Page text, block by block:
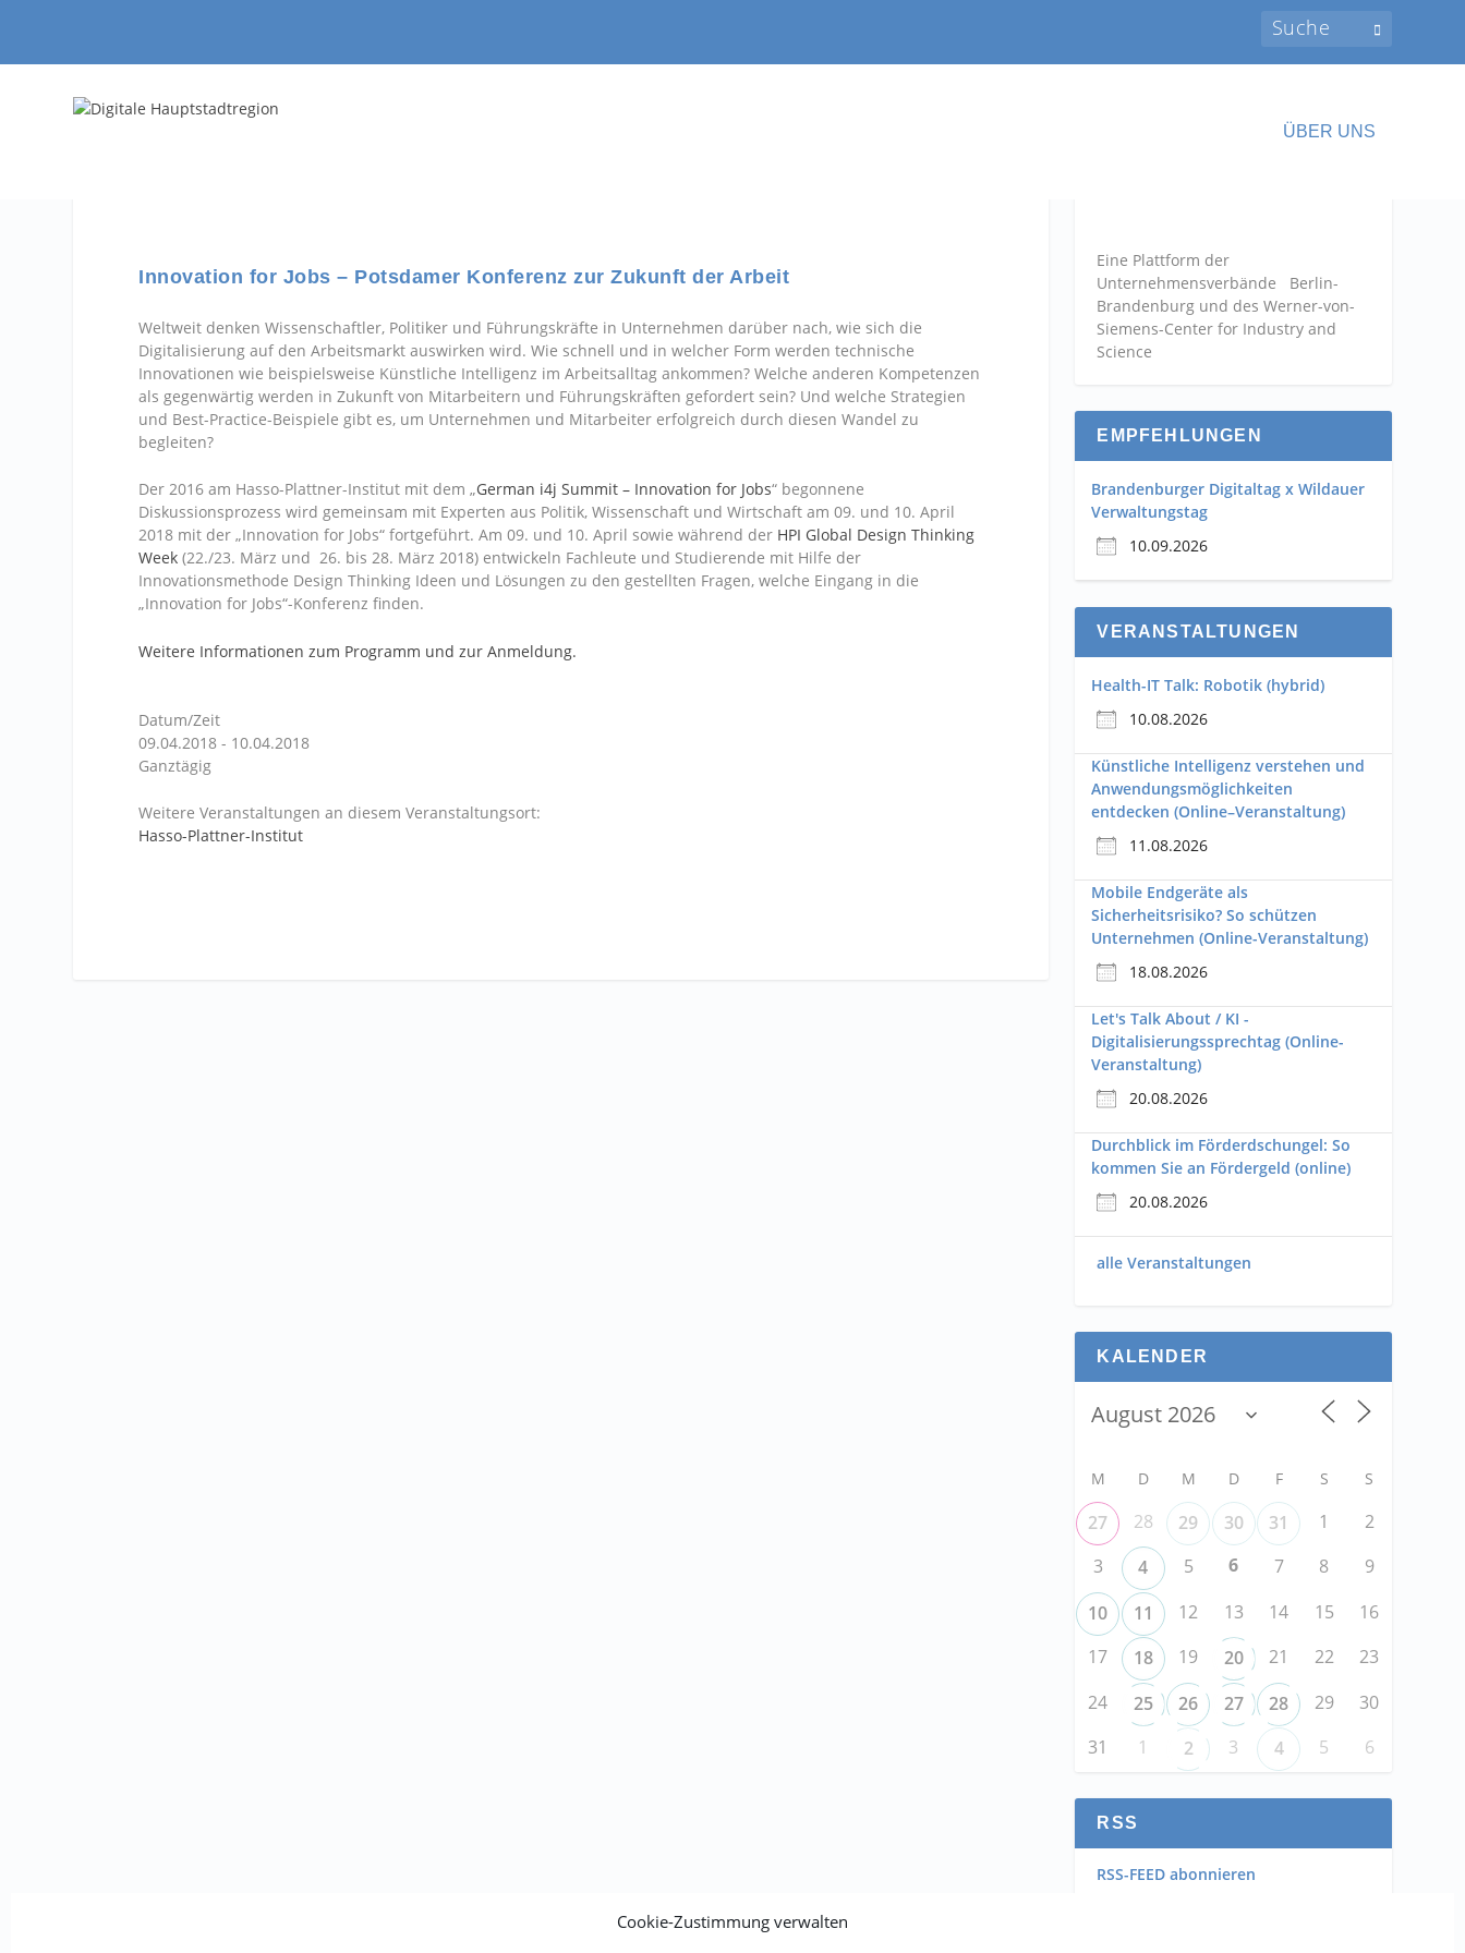
Cookie-Zustimmung verwalten
ÜBER UNS
Innovation for Jobs – Potsdamer Konferenz zur Zukunft der Arbeit
Weltweit denken Wissenschaftler, Politiker und Führungskräfte in Unternehmen darüber nach, wie sich die
Digitalisierung auf den Arbeitsmarkt auswirken wird. Wie schnell und in welcher Form werden technische
Innovationen wie beispielsweise Künstliche Intelligenz im Arbeitsalltag ankommen? Welche anderen Kompetenzen
als gegenwärtig werden in Zukunft von Mitarbeitern und Führungskräften gefordert sein? Und welche Strategien
und Best-Practice-Beispiele gibt es, um Unternehmen und Mitarbeiter erfolgreich durch diesen Wandel zu
begleiten?
Der 2016 am Hasso-Plattner-Institut mit dem „German i4j Summit – Innovation for Jobs“ begonnene
Diskussionsprozess wird gemeinsam mit Experten aus Politik, Wissenschaft und Wirtschaft am 09. und 10. April
2018 mit der „Innovation for Jobs“ fortgeführt. Am 09. und 10. April sowie während der HPI Global Design Thinking
Week (22./23. März und 26. bis 28. März 2018) entwickeln Fachleute und Studierende mit Hilfe der
Innovationsmethode Design Thinking Ideen und Lösungen zu den gestellten Fragen, welche Eingang in die
„Innovation for Jobs“-Konferenz finden.
Weitere Informationen zum Programm und zur Anmeldung.
Datum/Zeit
09.04.2018 - 10.04.2018
Ganztägig
Weitere Veranstaltungen an diesem Veranstaltungsort:
Hasso-Plattner-Institut
Eine Plattform der
Unternehmensverbände Berlin-
Brandenburg und des Werner-von-
Siemens-Center for Industry and
Science
EMPFEHLUNGEN
Brandenburger Digitaltag x Wildauer
Verwaltungstag
10.09.2026
VERANSTALTUNGEN
Health-IT Talk: Robotik (hybrid)
10.08.2026
Künstliche Intelligenz verstehen und
Anwendungsmöglichkeiten
entdecken (Online–Veranstaltung)
11.08.2026
Mobile Endgeräte als
Sicherheitsrisiko? So schützen
Unternehmen (Online-Veranstaltung)
18.08.2026
Let's Talk About / KI -
Digitalisierungssprechtag (Online-
Veranstaltung)
20.08.2026
Durchblick im Förderdschungel: So
kommen Sie an Fördergeld (online)
20.08.2026
alle Veranstaltungen
KALENDER
M D M D F S S
27 28 29 30 31 1
2
3
4 5 6 7 8
9
10
11 12 13 14 15
16
17
18 19 20 21 22
23
24
25 26 27 28 29
30
31
1 2 3 4 5 6
RSS
RSS-FEED abonnieren